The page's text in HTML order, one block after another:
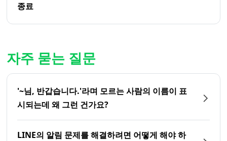
종료
자주 묻는 질문
'~님, 반갑습니다.'라며 모르는 사람의 이름이 표
시되는데 왜 그런 건가요?
LINE의 알림 문제를 해결하려면 어떻게 해야 하